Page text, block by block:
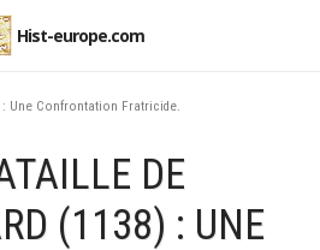
Hist-europe.com
Une Confrontation Fratricide.
DE
(1138) : UNE